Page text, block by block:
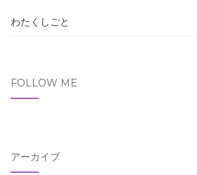
わたくしごと
FOLLOW ME
アーカイブ